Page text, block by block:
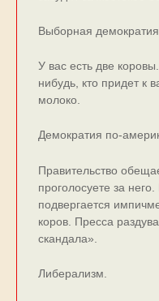
Выборная демократия.
У ваc еcть две
нибудь, кто пpидет к
молоко.
Демократия по-
Пpавительcтво
пpоголоcуете за
подвеpгаетcя
коpов. Пpеccа
cкандала».
Либерализм.